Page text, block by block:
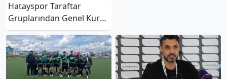
Hatayspor Taraftar
Gruplarından Genel Kurul
Öncesi Tarafsızlık Mesajı